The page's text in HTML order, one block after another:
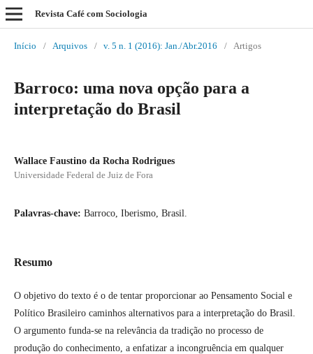
Revista Café com Sociologia
Início / Arquivos / v. 5 n. 1 (2016): Jan./Abr.2016 / Artigos
Barroco: uma nova opção para a
interpretação do Brasil
Wallace Faustino da Rocha Rodrigues
Universidade Federal de Juiz de Fora
Palavras-chave: Barroco, Iberismo, Brasil.
Resumo
O objetivo do texto é o de tentar proporcionar ao Pensamento Social e
Político Brasileiro caminhos alternativos para a interpretação do Brasil.
O argumento funda-se na relevância da tradição no processo de
produção do conhecimento, a enfatizar a incongruência em qualquer